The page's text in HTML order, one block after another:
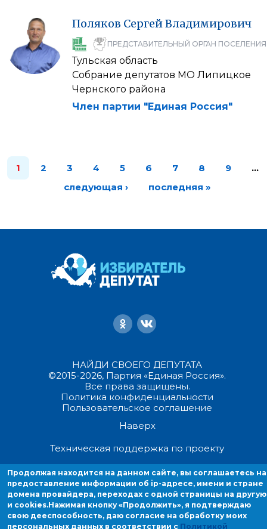
Поляков СергейВладимирович
ПРЕДСТАВИТЕЛЬНЫЙ ОРГАН ПОСЕЛЕНИЯ
Тульская область
Собрание депутатов МО Липицкое
Чернского района
Член партии "Единая Россия"
1 2 3 4 5 6 7 8 9
…
следующая ›
последняя »
НАЙДИ СВОЕГО ДЕПУТАТА
©2015-2026, Партия «Единая Россия».
Все права защищены.
Политика конфиденциальности
Пользовательское соглашение
Наверх
Техническая поддержка по проекту
Продолжая находиться на данном сайте, вы соглашаетесь на
предоставление информации об ip-адресе, имени и стране домена
провайдера, переходах с одной страницы на другую и cookies.
Продолжая находится на данном сайте, вы соглашаетесь на
предоставление информации об ip-адресе, имени и стране
домена провайдера, переходах с одной страницы на другую
и cookies.Нажимая кнопку «Продолжить», я подтверждаю
свою дееспособность, даю согласие на обработку моих
персональных данных в соответствии с Политикой